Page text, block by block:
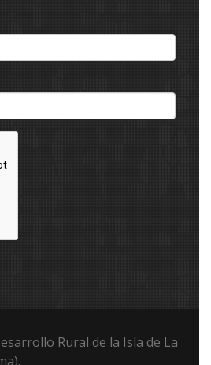
Rural de la Isla de La